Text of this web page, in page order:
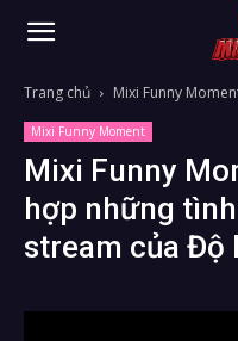
Trang chủ Mixi Funny
Mixi Funny Moment
Mixi Funny
hợp những
stream của Độ